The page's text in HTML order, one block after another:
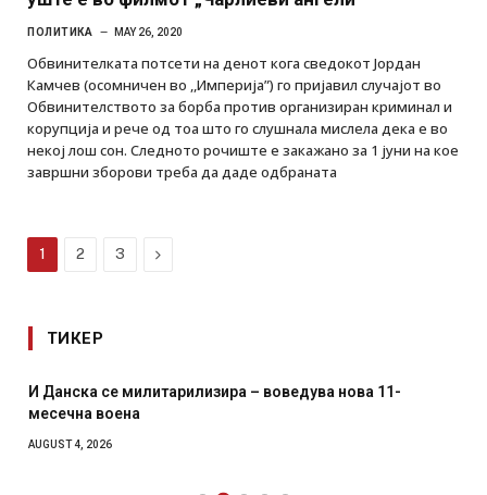
ПОЛИТИКА MAY 26, 2020
Обвинителката потсети на денот кога сведокот Јордан
Камчев (осомничен во ,,Империја”) го пријавил случајот во
Обвинителството за борба против организиран криминал и
корупција и рече од тоа што го слушнала мислела дека е во
некој лош сон. Следното рочиште е закажано за 1 јуни на кое
завршни зборови треба да даде одбраната
1 2 3 Next
ТИКЕР
И Данска се милитарилизира – воведува нова 11-
месечна воена
AUGUST 4, 2026